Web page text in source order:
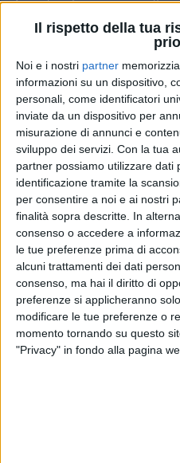
Il rispetto della tua
Noi e i nostri partner
informazioni su un dispositivo,
personali, come identificatori
inviate da un dispositivo per
misurazione di annunci e
sviluppo dei servizi. Con la tua
partner possiamo utilizzare dati
identificazione tramite la
per consentire a noi e ai nostri
finalità sopra descritte. In
consenso o accedere a
le tue preferenze prima di
alcuni trattamenti dei dati
consenso, ma hai il diritto di
preferenze si applicheranno
modificare le tue preferenze o
momento tornando su questo
"Privacy" in fondo alla pagina
Amadeus) con un medley
successi: Mare d’inverno,
, Sei bellissima.
L'artista ha portato sul
rosse, a simboleggiare la
femminicidio.
Loredana Bertè ha poi
suo nuovo singoloFiglia
autobiografico, sincero e
Mercoledì 3 marzo , alle
parlerà meglio di questo
presidente ed editore di
diMara Bizzoco